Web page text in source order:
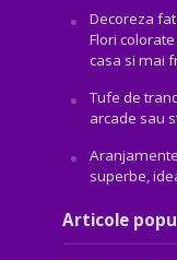
Decoreza
Flori
casa si mai
Tufe de
arcade sau
superbe,
Articole